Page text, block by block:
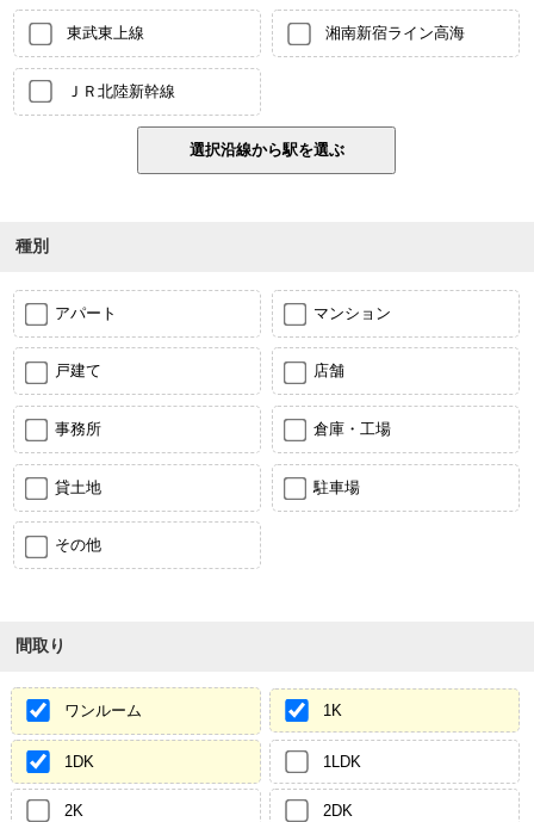
東武東上線 湘南新宿ライン高海
ＪＲ北陸新幹線
種別
アパート マンション
戸建て 店舗
事務所 倉庫・工場
貸土地 駐車場
その他
間取り
ワンルーム 1K
1DK 1LDK
2K 2DK